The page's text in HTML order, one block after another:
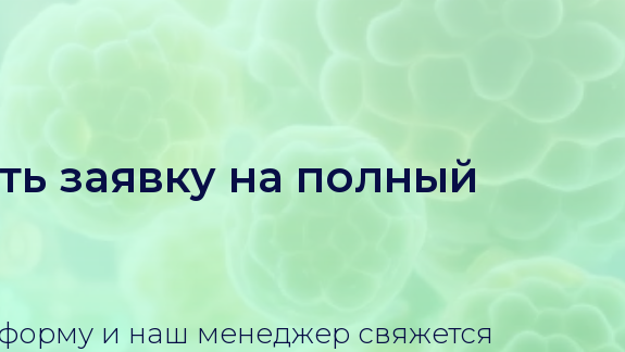
заявку на полный
и наш менеджер свяжется